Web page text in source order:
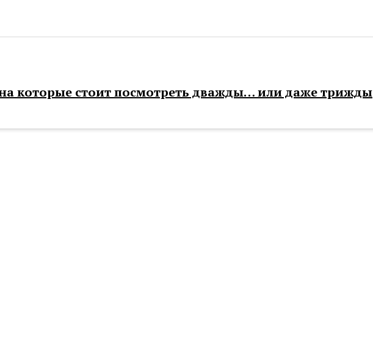
которые стоит посмотреть дважды… или даже трижды